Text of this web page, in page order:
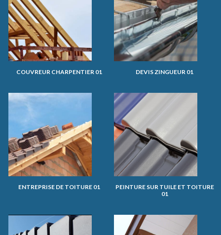
COUVREUR CHARPENTIER 01 DEVIS ZINGUEUR 01
ENTREPRISE DE TOITURE 01
PEINTURE SUR TUILE ET TOITURE
01